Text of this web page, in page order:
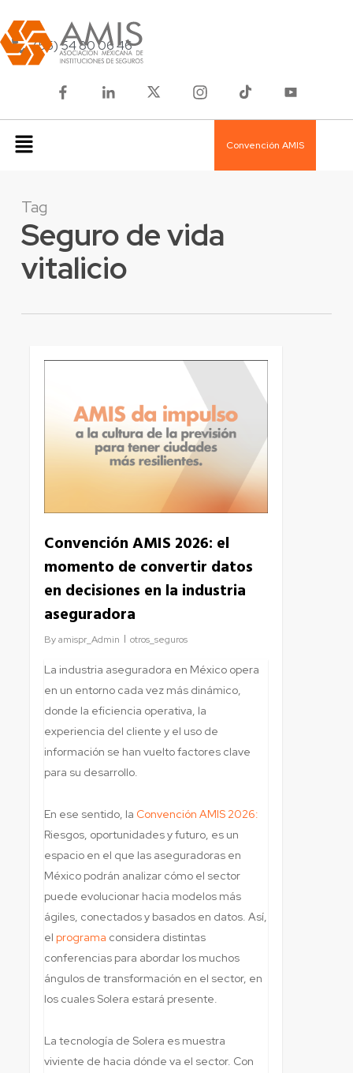
(55) 54 80 06 46
Convención AMIS
Tag
Seguro de vida
vitalicio
Convención AMIS 2026: el
momento de convertir datos
en decisiones en la industria
aseguradora
By amispr_Admin otros_seguros
La industria aseguradora en México opera
en un entorno cada vez más dinámico,
donde la eficiencia operativa, la
experiencia del cliente y el uso de
información se han vuelto factores clave
para su desarrollo.
En ese sentido, la Convención AMIS 2026:
Riesgos, oportunidades y futuro, es un
espacio en el que las aseguradoras en
México podrán analizar cómo el sector
puede evolucionar hacia modelos más
ágiles, conectados y basados en datos. Así,
el programa considera distintas
conferencias para abordar los muchos
ángulos de transformación en el sector, en
los cuales Solera estará presente.
La tecnología de Solera es muestra
viviente de hacia dónde va el sector. Con